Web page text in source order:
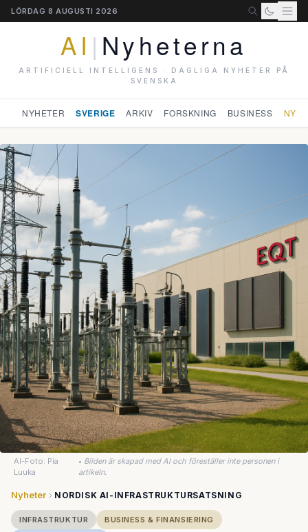
LÖRDAG 8 AUGUSTI 2026
AI | Nyheterna
ARTIFICIELL INTELLIGENS · DAGLIGA NYHETER PÅ
SVENSKA
NYHETER SVERIGE ARKIV FORSKNING BUSINESS
AI-Foto: Pia
Luuka
• Bilden är skapad med AI och föreställer inte personen i
artikeln.
Nyheter NORDISK AI-INFRASTRUKTURSATSNING
INFRASTRUKTUR
BUSINESS & FINANSIERING